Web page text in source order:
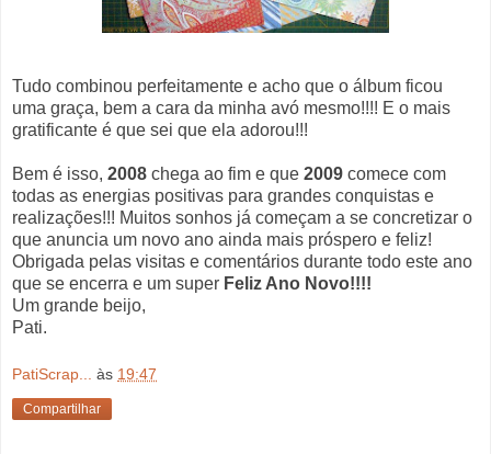
Tudo combinou perfeitamente e acho que o álbum ficou
uma graça, bem a cara da minha avó mesmo!!!! E o mais
gratificante é que sei que ela adorou!!!
Bem é isso, 2008 chega ao fim e que 2009 comece com
todas as energias positivas para grandes conquistas e
realizações!!! Muitos sonhos já começam a se concretizar o
que anuncia um novo ano ainda mais próspero e feliz!
Obrigada pelas visitas e comentários durante todo este ano
que se encerra e um super Feliz Ano Novo!!!!
Um grande beijo,
Pati.
PatiScrap... às 19:47
Compartilhar